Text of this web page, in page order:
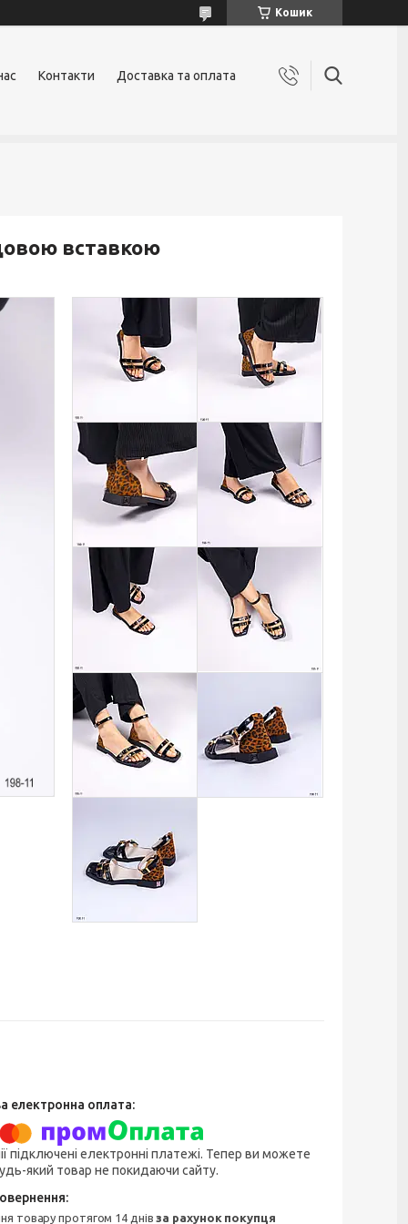
Кошик
Контакти Доставка та оплата
вставкою
підключені електронні платежі. Тепер ви можете
який товар не покидаючи сайту.
товару протягом 14 днівза рахунок покупця